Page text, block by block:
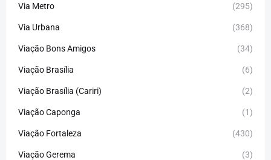
Via Metro (295)
Via Urbana (368)
Viação Bons Amigos (34)
Viação Brasília (6)
Viação Brasília (Cariri) (2)
Viação Caponga (1)
Viação Fortaleza (430)
Viação Gerema (3)